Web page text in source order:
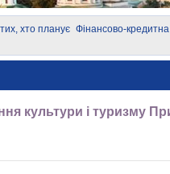
хто планує Фінансово-кредитна
культури і туризму